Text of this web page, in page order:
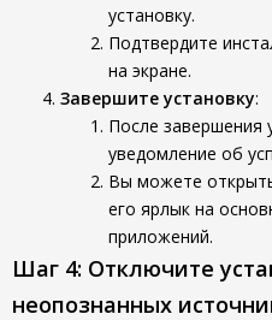
установку.
Подтвердите
на экране.
Завершите установку:
После завершения
уведомление об
Вы можете
его ярлык на
приложений.
Шаг 4: Отключите
неопознанных